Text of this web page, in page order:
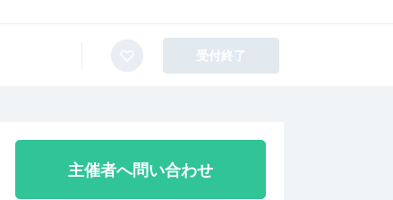
受付終了
主催者へ問い合わせ